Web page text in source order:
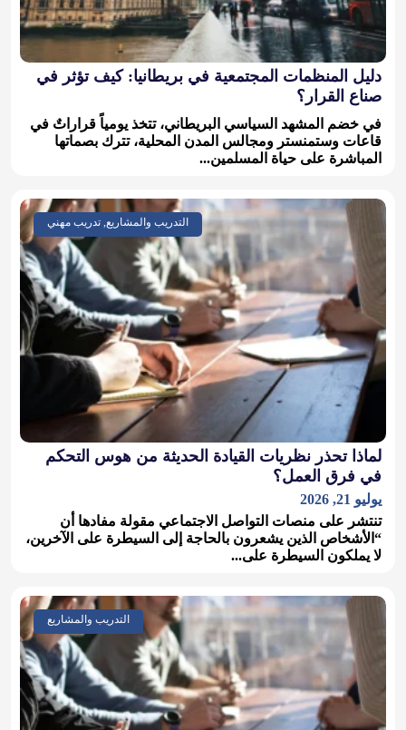
دليل المنظمات المجتمعية في بريطانيا: كيف تؤثر في
صناع القرار؟
في خضم المشهد السياسي البريطاني، تتخذ يومياً قراراتٌ في
قاعات وستمنستر ومجالس المدن المحلية، تترك بصماتها
المباشرة على حياة المسلمين...
التدريب والمشاريع, تدريب مهني
لماذا تحذر نظريات القيادة الحديثة من هوس التحكم
في فرق العمل؟
يوليو 21, 2026
تنتشر على منصات التواصل الاجتماعي مقولة مفادها أن
“الأشخاص الذين يشعرون بالحاجة إلى السيطرة على الآخرين،
لا يملكون السيطرة على...
التدريب والمشاريع